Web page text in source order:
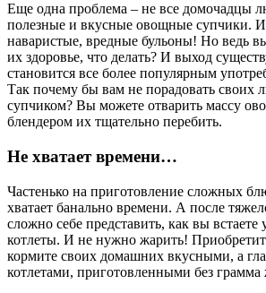
Еще одна проблема – не все домочадцы
полезные и вкусные овощные супчики.
наваристые, вредные бульоны! Но ведь
их здоровье, что делать? И выход
становится все более популярным
Так почему бы вам не порадовать своих
супчиком? Вы можете отварить массу
блендером их тщательно перебить.
Не хватает времени…
Частенько на приготовление сложных
хватает банально времени. А после
сложно себе представить, как вы
котлеты. И не нужно жарить!
кормите своих домашних вкусными, а
котлетами, приготовленными без грамма